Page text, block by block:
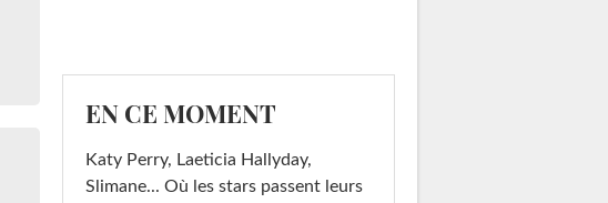
EN CE MOMENT
Katy Perry, Laeticia Hallyday,
Slimane... Où les stars passent leurs